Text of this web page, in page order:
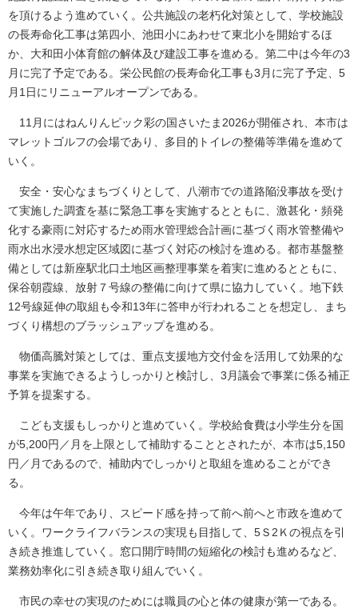
を頂けるよう進めていく。公共施設の老朽化対策として、学校施設
の長寿命化工事は第四小、池田小にあわせて東北小を開始するほ
か、大和田小体育館の解体及び建設工事を進める。第二中は今年の3
月に完了予定である。栄公民館の長寿命化工事も3月に完了予定、5
月1日にリニューアルオープンである。
11月にはねんりんピック彩の国さいたま2026が開催され、本市は
マレットゴルフの会場であり、多目的トイレの整備等準備を進めて
いく。
安全・安心なまちづくりとして、八潮市での道路陥没事故を受け
て実施した調査を基に緊急工事を実施するとともに、激甚化・頻発
化する豪雨に対応するため雨水管理総合計画に基づく雨水管整備や
雨水出水浸水想定区域図に基づく対応の検討を進める。都市基盤整
備としては新座駅北口土地区画整理事業を着実に進めるとともに、
保谷朝霞線、放射７号線の整備に向けて県に協力していく。地下鉄
12号線延伸の取組も令和13年に答申が行われることを想定し、まち
づくり構想のブラッシュアップを進める。
物価高騰対策としては、重点支援地方交付金を活用して効果的な
事業を実施できるようしっかりと検討し、3月議会で事業に係る補正
予算を提案する。
こども支援もしっかりと進めていく。学校給食費は小学生分を国
が5,200円／月を上限として補助することとされたが、本市は5,150
円／月であるので、補助内でしっかりと取組を進めることができ
る。
今年は午年であり、スピード感を持って前へ前へと市政を進めて
いく。ワークライフバランスの実現も目指して、5Ｓ2Ｋの視点を引
き続き推進していく。窓口開庁時間の短縮化の検討も進めるなど、
業務効率化に引き続き取り組んでいく。
市民の幸せの実現のためには職員の心と体の健康が第一である。